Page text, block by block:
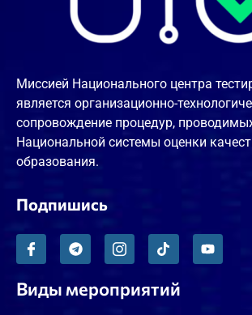
Миссией Национального центра
является организационно-
сопровождение процедур,
Национальной системы оценки
образования.
Подпишись
Виды мероприятий